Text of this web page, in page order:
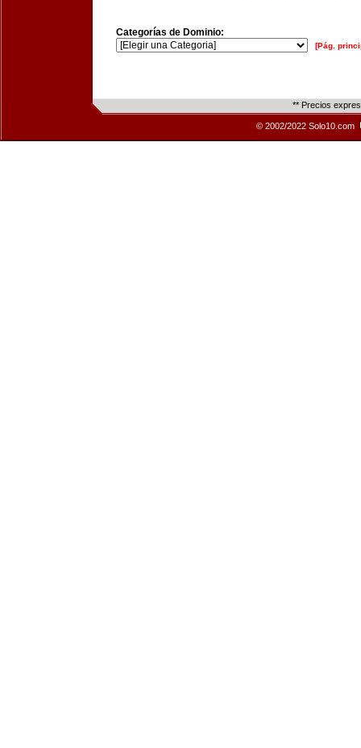
Categorías de Dominio:
[Pág.
** Precios
© 2002/2022 Solo10.com